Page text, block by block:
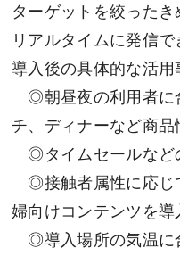
ターゲットを絞ったき
リアルタイムに発信で
導入後の具体的な活用
◎朝昼夜の利用者に
チ、ディナーなど商
◎タイムセールなど
◎接触者属性に応じ
婦向けコンテンツを
◎導入場所の気温に